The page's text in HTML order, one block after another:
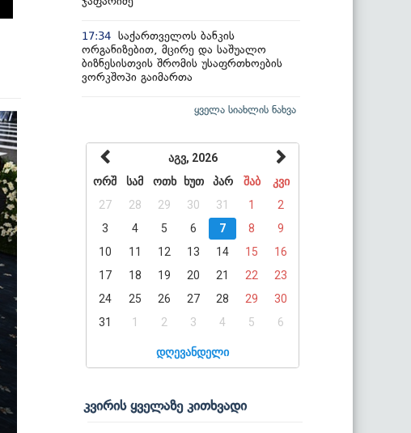
17:34 საქართველოს ბანკის
ორგანიზებით, მცირე და საშუალო
ბიზნესისთვის შრომის უსაფრთხოების
ვორკშოპი გაიმართა
ყველა სიახლის ნახვა
აგვ, 2026
ორშ
სამ ოთხ ხუთ პარ შაბ
კვი
27
28 29 30 31 1
2
3
4 5 6 7 8
9
10
11 12 13 14 15
16
17
18 19 20 21 22
23
24
25 26 27 28 29
30
31
1 2 3 4 5 6
დღევანდელი
კვირის ყველაზე კითხვადი